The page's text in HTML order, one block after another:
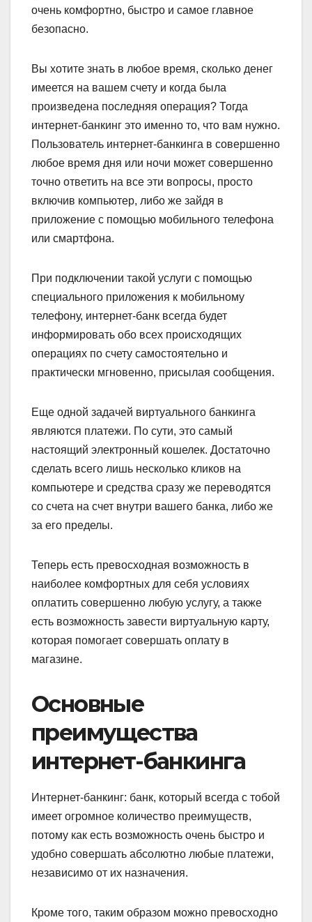
очень комфортно, быстро и самое главное
безопасно.
Вы хотите знать в любое время, сколько денег
имеется на вашем счету и когда была
произведена последняя операция? Тогда
интернет-банкинг это именно то, что вам нужно.
Пользователь интернет-банкинга в совершенно
любое время дня или ночи может совершенно
точно ответить на все эти вопросы, просто
включив компьютер, либо же зайдя в
приложение с помощью мобильного телефона
или смартфона.
При подключении такой услуги с помощью
специального приложения к мобильному
телефону, интернет-банк всегда будет
информировать обо всех происходящих
операциях по счету самостоятельно и
практически мгновенно, присылая сообщения.
Еще одной задачей виртуального банкинга
являются платежи. По сути, это самый
настоящий электронный кошелек. Достаточно
сделать всего лишь несколько кликов на
компьютере и средства сразу же переводятся
со счета на счет внутри вашего банка, либо же
за его пределы.
Теперь есть превосходная возможность в
наиболее комфортных для себя условиях
оплатить совершенно любую услугу, а также
есть возможность завести виртуальную карту,
которая помогает совершать оплату в
магазине.
Основные
преимущества
интернет-банкинга
Интернет-банкинг: банк, который всегда с тобой
имеет огромное количество преимуществ,
потому как есть возможность очень быстро и
удобно совершать абсолютно любые платежи,
независимо от их назначения.
Кроме того, таким образом можно превосходно